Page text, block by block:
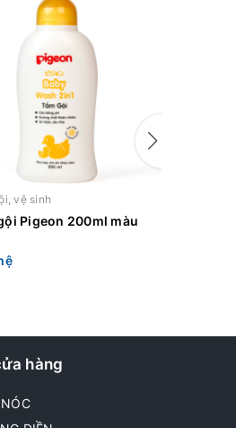
vệ sinh
Pigeon 200ml màu
hàng